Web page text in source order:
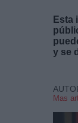
Esta
y se
Mas